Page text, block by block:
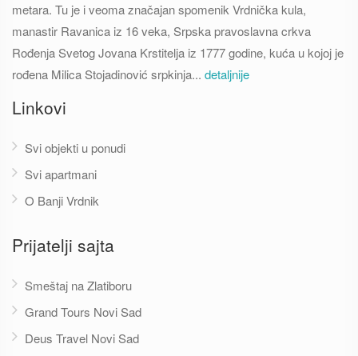
metara. Tu je i veoma značajan spomenik Vrdnička kula,
manastir Ravanica iz 16 veka, Srpska pravoslavna crkva
Rođenja Svetog Jovana Krstitelja iz 1777 godine, kuća u kojoj je
rođena Milica Stojadinović srpkinja... detaljnije
Linkovi
Svi objekti u ponudi
Svi apartmani
O Banji Vrdnik
Prijatelji sajta
Smeštaj na Zlatiboru
Grand Tours Novi Sad
Deus Travel Novi Sad